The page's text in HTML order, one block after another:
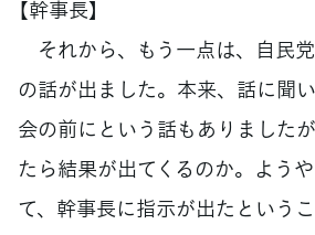
【幹事長】
それから、もう一点は、自民
の話が出ました。本来、話に聞
会の前にという話もありました
たら結果が出てくるのか。よう
て、幹事長に指示が出たという